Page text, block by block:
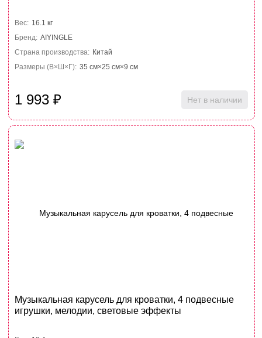
Вес: 16.1 кг
Бренд: AIYINGLE
Страна производства: Китай
Размеры (В×Ш×Г): 35 см×25 см×9 см
1 993₽ Нет в наличии
Музыкальная карусель для кроватки, 4 подвесные
игрушки, мелодии, световые эффекты